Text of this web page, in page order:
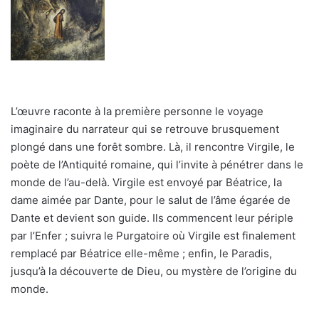
L’œuvre raconte à la première personne le voyage
imaginaire du narrateur qui se retrouve brusquement
plongé dans une forêt sombre. Là, il rencontre Virgile, le
poète de l’Antiquité romaine, qui l’invite à pénétrer dans le
monde de l’au-delà. Virgile est envoyé par Béatrice, la
dame aimée par Dante, pour le salut de l’âme égarée de
Dante et devient son guide. Ils commencent leur périple
par l’Enfer ; suivra le Purgatoire où Virgile est finalement
remplacé par Béatrice elle-même ; enfin, le Paradis,
jusqu’à la découverte de Dieu, ou mystère de l’origine du
monde.